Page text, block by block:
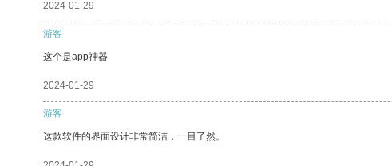
2024-01-29
游客
这个是app神器
2024-01-29
游客
这款软件的界面设计非常简洁，一目了然。